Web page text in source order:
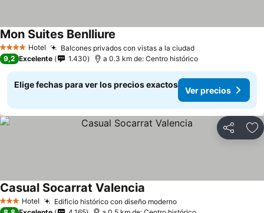
4 EstrellasHotel Balcones privados con vistas a la ciudad
Mon Suites Benlliure
9,2 Excelente 1.430 a 0.3 km de: Centro histórico
Elige fechas para ver los precios exactos
Ver precios
Compartir
3 Estrellas
Hotel Edificio histórico con diseño moderno
Casual Socarrat Valencia